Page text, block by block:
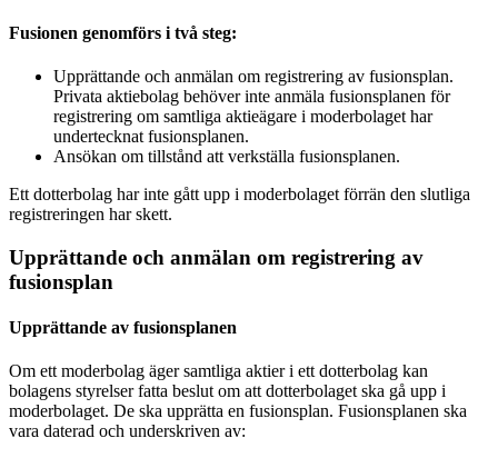
Fusionen genomförs i två steg:
Upprättande och anmälan om registrering av fusionsplan.
Privata aktiebolag behöver inte anmäla fusionsplanen för
registrering om samtliga aktieägare i moderbolaget har
undertecknat fusionsplanen.
Ansökan om tillstånd att verkställa fusionsplanen.
Ett dotterbolag har inte gått upp i moderbolaget förrän den slutliga
registreringen har skett.
Upprättande och anmälan om registrering av
fusionsplan
Upprättande av fusionsplanen
Om ett moderbolag äger samtliga aktier i ett dotterbolag kan
bolagens styrelser fatta beslut om att dotterbolaget ska gå upp i
moderbolaget. De ska upprätta en fusionsplan. Fusionsplanen ska
vara daterad och underskriven av: